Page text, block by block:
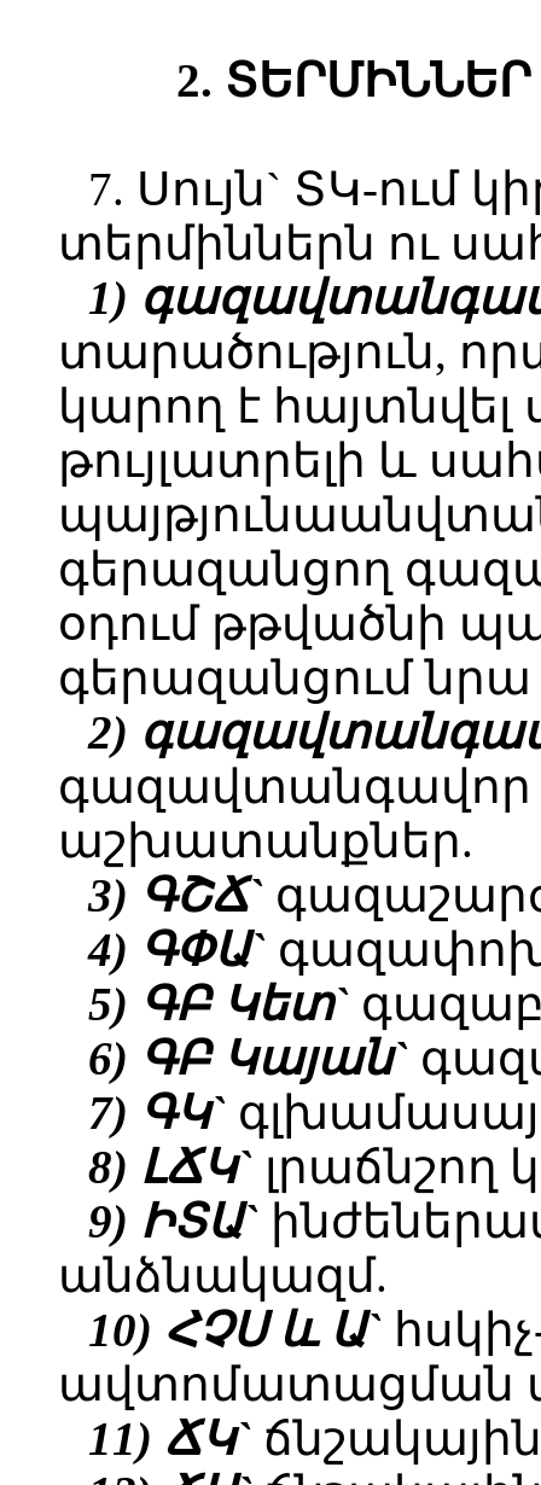
2.
7. Սույն` ՏԿ-ում
տերմիններն ու
1)
տարածություն,
կարող է
թույլատրելի և
գերազանցող
օդում թթվածնի
գերազանցում նրա
2)
գազավտանգավոր
աշխատանքներ.
3) ԳՇՃ`
4) ԳՓԱ`
5) ԳԲ Կետ`
6) ԳԲ Կայան`
7) ԳԿ`
8) ԼՃԿ` լրաճնշող
9) ԻՏԱ`
անձնակազմ.
10) ՀՉՍ և Ա`
ավտոմատացման
11) ՃԿ`